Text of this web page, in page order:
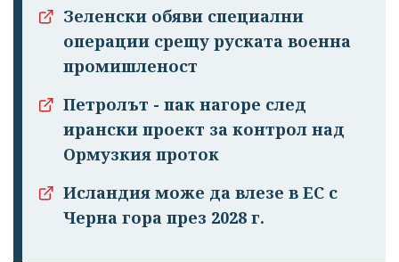
Зеленски обяви специални
операции срещу руската военна
промишленост
Петролът - пак нагоре след
ирански проект за контрол над
Ормузкия проток
Исландия може да влезе в ЕС с
Черна гора през 2028 г.